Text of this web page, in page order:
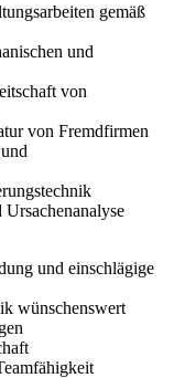
gemäß
und
von
von Fremdfirmen
Ursachenanalyse
und einschlägige
wünschenswert